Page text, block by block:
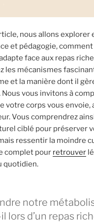
nous allons explorer
et pédagogie,
face aux repas
les mécanismes
et la manière dont il
vous invitons à
votre corps vous envoie,
Vous comprendrez
ciblé pour préserver
ressentir la moindre
complet pour retrouver
quotidien.
notre
lors d’un repas